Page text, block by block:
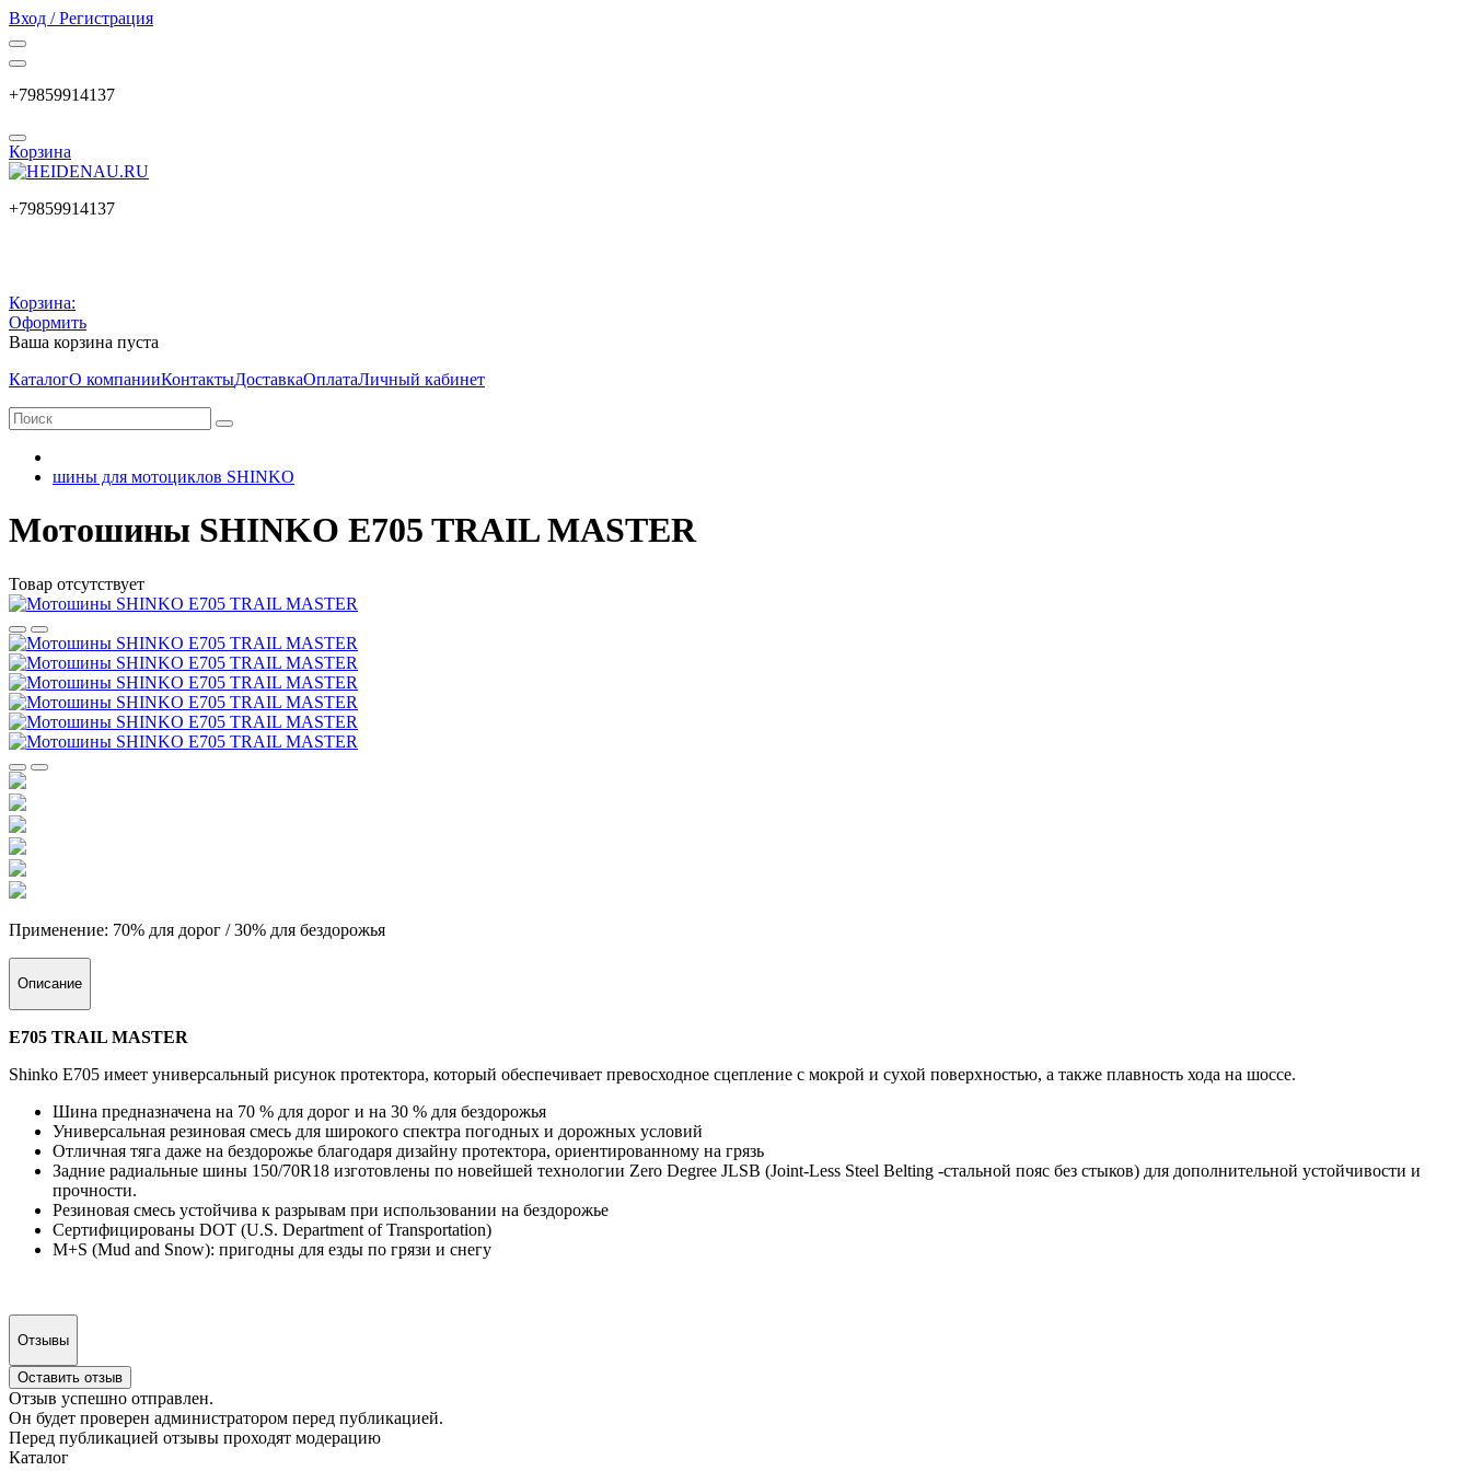
Вход / Регистрация
+79859914137
Корзина
+79859914137
Корзина:
Оформить
Ваша корзина пуста
КаталогО компанииКонтактыДоставкаОплатаЛичный кабинет
шины для мотоциклов SHINKO
Мотошины SHINKO E705 TRAIL MASTER
Товар отсутствует
Применение: 70% для дорог / 30% для бездорожья
Описание
E705 TRAIL MASTER
Shinko E705 имеет универсальный рисунок протектора, который обеспечивает превосходное сцепление с мокрой и сухой поверхностью, а также плавность хода на шоссе.
Шина предназначена на 70 % для дорог и на 30 % для бездорожья
Универсальная резиновая смесь для широкого спектра погодных и дорожных условий
Отличная тяга даже на бездорожье благодаря дизайну протектора, ориентированному на грязь
Задние радиальные шины 150/70R18 изготовлены по новейшей технологии Zero Degree JLSB (Joint-Less Steel Belting -стальной пояс без стыков) для дополнительной устойчивости и
прочности.
Резиновая смесь устойчива к разрывам при использовании на бездорожье
Сертифицированы DOT (U.S. Department of Transportation)
M+S (Mud and Snow): пригодны для езды по грязи и снегу
Отзывы
Оставить отзыв
Отзыв успешно отправлен.
Он будет проверен администратором перед публикацией.
Перед публикацией отзывы проходят модерацию
Каталог